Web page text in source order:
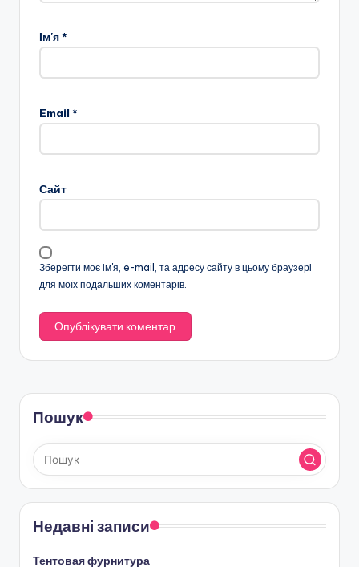
Ім'я*
Email *
Сайт
Зберегти моє ім'я, e-mail, та адресу сайту в цьому браузері
для моїх подальших коментарів.
Пошук
Недавні записи
Тентовая фурнитура